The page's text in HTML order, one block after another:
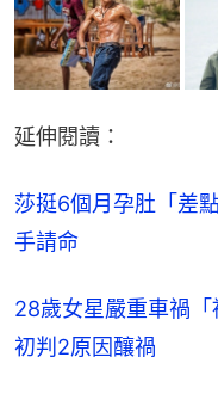
延伸閱讀：
莎挺6個月孕肚「差
手請命
28歲女星嚴重車禍
初判2原因釀禍